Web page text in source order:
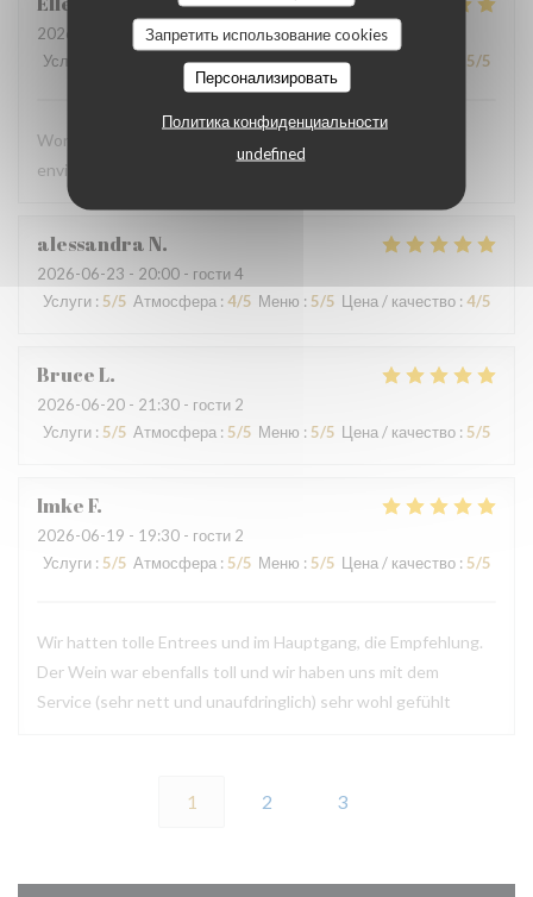
Запретить использование cookies
Персонализировать
Политика конфиденциальности
undefined
2026-06-28
- 13:00 - гости 4
Услуги
Атмосфера:5/5 Меню:5/5 Цена / качество 5/5
Wonderful meal, excellent service, and a beautiful
environment. We will definitely be back!
alessandraN
2026-06-23 - 20:00 - гости 4
Услуги : 5/5 Атмосфера : 4/5 Меню : 5/5 Цена / качество : 4/5
BruceL
2026-06-20 - 21:30 - гости 2
Услуги : 5/5 Атмосфера :5/5 Меню :5/5 Цена / качество : 5/5
ImkeF
2026-06-19 - 19:30 - гости 2
Услуги :5/5 Атмосфера : 5/5 Меню : 5/5 Цена / качество : 5/5
Wir hatten tolle Entrees und im Hauptgang, die Empfehlung.
Der Wein war ebenfalls toll und wir haben uns mit dem
Service (sehr nett und unaufdringlich) sehr wohl gefühlt
1 2 3